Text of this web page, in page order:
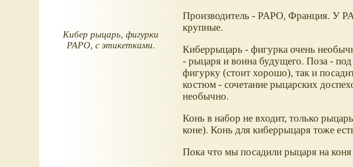
Кибер рыцарь, фигурки
PAPO, с этикетками.
Производитель - PAPO, Франция. У
крупные.
Киберрыцарь - фигурка очень
- рыцаря и воина будущего. Поза -
фигурку (стоит хорошо), так и
костюм - сочетание рыцарских
необычно.
Конь в набор не входит, только
коне). Конь для киберрыцаря тоже
Пока что мы посадили рыцаря на